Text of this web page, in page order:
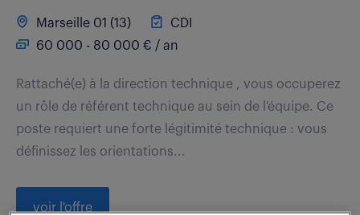
Marseille 01 (13)
CDI
60 000 - 80 000 € / an
Rattaché(e) à la direction technique , vous occuperez
un rôle de référent technique au sein de l'équipe. Ce
poste requiert une forte légitimité technique : vous
définissez les orientations...
voir l'offre